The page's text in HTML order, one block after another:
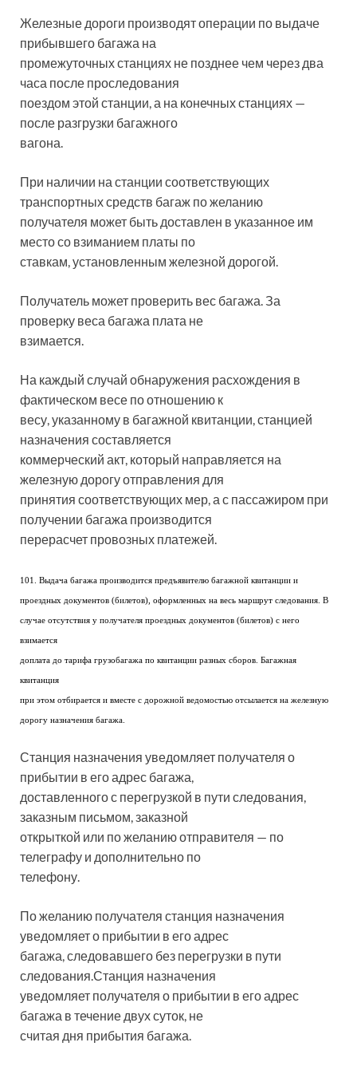
Железные дороги производят операции по выдаче
прибывшего багажа на
промежуточных станциях не позднее чем через два
часа после проследования
поездом этой станции, а на конечных станциях —
после разгрузки багажного
вагона.
При наличии на станции соответствующих
транспортных средств багаж по желанию
получателя может быть доставлен в указанное им
место со взиманием платы по
ставкам, установленным железной дорогой.
Получатель может проверить вес багажа. За
проверку веса багажа плата не
взимается.
На каждый случай обнаружения расхождения в
фактическом весе по отношению к
весу, указанному в багажной квитанции, станцией
назначения составляется
коммерческий акт, который направляется на
железную дорогу отправления для
принятия соответствующих мер, а с пассажиром при
получении багажа производится
перерасчет провозных платежей.
101. Выдача багажа производится предъявителю багажной квитанции и
проездных документов (билетов), оформленных на весь маршрут следования. В
случае отсутствия у получателя проездных документов (билетов) с него
взимается
доплата до тарифа грузобагажа по квитанции разных сборов. Багажная
квитанция
при этом отбирается и вместе с дорожной ведомостью отсылается на железную
дорогу назначения багажа.
Станция назначения уведомляет получателя о
прибытии в его адрес багажа,
доставленного с перегрузкой в пути следования,
заказным письмом, заказной
открыткой или по желанию отправителя — по
телеграфу и дополнительно по
телефону.
По желанию получателя станция назначения
уведомляет о прибытии в его адрес
багажа, следовавшего без перегрузки в пути
следования.Станция назначения
уведомляет получателя о прибытии в его адрес
багажа в течение двух суток, не
считая дня прибытия багажа.